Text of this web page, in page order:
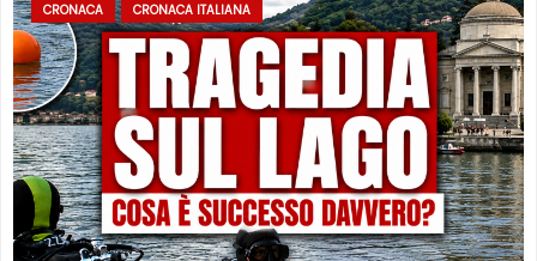
CRONACA CRONACA ITALIANA